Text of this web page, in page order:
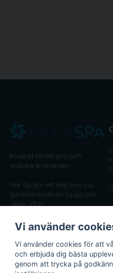
Kvalitet till rätt pris och
snabba leveranser!
När du gör ett köp hos oss
garanteras du en trygg och
säker affär!
INFORMATION
Vi använder
Vi använder cookies för att
och erbjuda dig bästa
genom att trycka på